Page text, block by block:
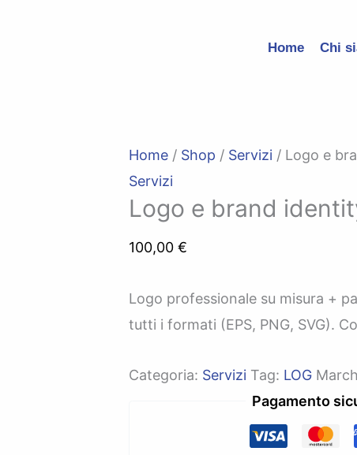
Home Chi
Home / Shop / Servizi / Logo e
Servizi
Logo e brand
100,00 €
Logo professionale su misura +
tutti i formati (EPS, PNG, SVG).
Categoria: Servizi Tag: LOG
Pagamento